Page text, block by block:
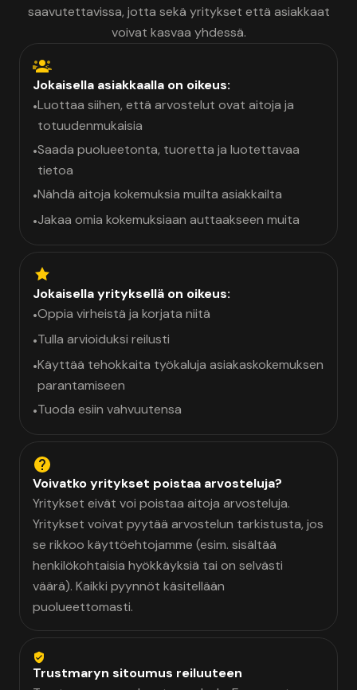
saavutettavissa, jotta sekä yritykset että asiakkaat
voivat kasvaa yhdessä.
Jokaisella asiakkaalla on oikeus:
•Luottaa siihen, että arvostelut ovat aitoja ja
totuudenmukaisia
•Saada puolueetonta, tuoretta ja luotettavaa
tietoa
•Nähdä aitoja kokemuksia muilta asiakkailta
•Jakaa omia kokemuksiaan auttaakseen muita
Jokaisella yrityksellä on oikeus:
•Oppia virheistä ja korjata niitä
•Tulla arvioiduksi reilusti
•Käyttää tehokkaita työkaluja asiakaskokemuksen
parantamiseen
•Tuoda esiin vahvuutensa
Voivatko yritykset poistaa arvosteluja?
Yritykset eivät voi poistaa aitoja arvosteluja.
Yritykset voivat pyytää arvostelun tarkistusta, jos
se rikkoo käyttöehtojamme (esim. sisältää
henkilökohtaisia hyökkäyksiä tai on selvästi
väärä). Kaikki pyynnöt käsitellään
puolueettomasti.
Trustmaryn sitoumus reiluuteen